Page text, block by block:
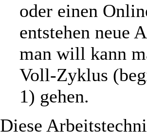
oder einen
entstehen neue
man will kann
Voll-Zyklus
1) gehen.
Diese